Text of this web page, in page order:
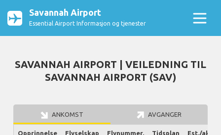
Savannah Airport
Essential Airport Informasjon og tjenester
SAVANNAH AIRPORT | VEILEDNING TIL
SAVANNAH AIRPORT (SAV)
ANKOMST AVGANGER
Opprinnelse Flyselskap Flynummer. Tidsplan Est./